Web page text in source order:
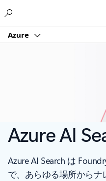
Azure
Azure AI
Azure AI Search は
で、あらゆる場所から